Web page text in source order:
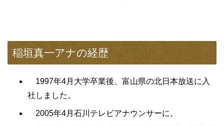
稲垣真一アナの経歴
1997年4月大学卒業後、富山県の北日本放送に入
社しました。
2005年4月石川テレビアナウンサーに。